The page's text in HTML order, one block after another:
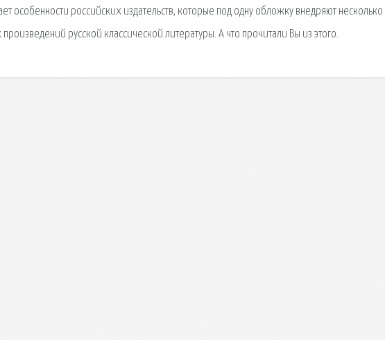
особенности российских издательств, которые под одну обложку внедряют несколько
русской классической литературы. А что прочитали Вы из этого.